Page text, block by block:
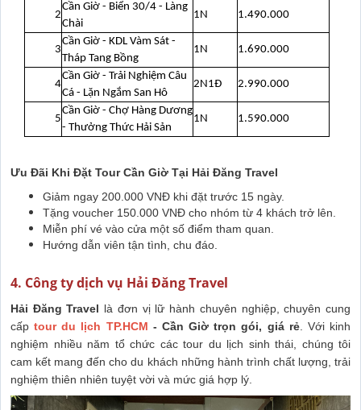
2
Cần Giờ - Biển 30/4 - Làng
Chài
1N 1.490.000
3
Cần Giờ - KDL Vàm Sát -
Tháp Tang Bồng
1N 1.690.000
4
Cần Giờ - Trải Nghiệm Câu
Cá - Lặn Ngắm San Hô
2N1Đ 2.990.000
5
Cần Giờ - Chợ Hàng Dương
- Thưởng Thức Hải Sản
1N 1.590.000
Ưu Đãi Khi Đặt Tour Cần Giờ Tại Hải Đăng Travel
Giảm ngay 200.000 VNĐ khi đặt trước 15 ngày.
Tặng voucher 150.000 VNĐ cho nhóm từ 4 khách trở lên.
Miễn phí vé vào cửa một số điểm tham quan.
Hướng dẫn viên tận tình, chu đáo.
4. Công ty dịch vụ Hải Đăng Travel
Hải Đăng Travel là đơn vị lữ hành chuyên nghiệp, chuyên cung
cấptour du lịch TP.HCM - Cần Giờ trọn gói, giá rẻ. Với kinh
nghiệm nhiều năm tổ chức các tour du lịch sinh thái, chúng tôi
cam kết mang đến cho du khách những hành trình chất lượng, trải
nghiệm thiên nhiên tuyệt vời và mức giá hợp lý.